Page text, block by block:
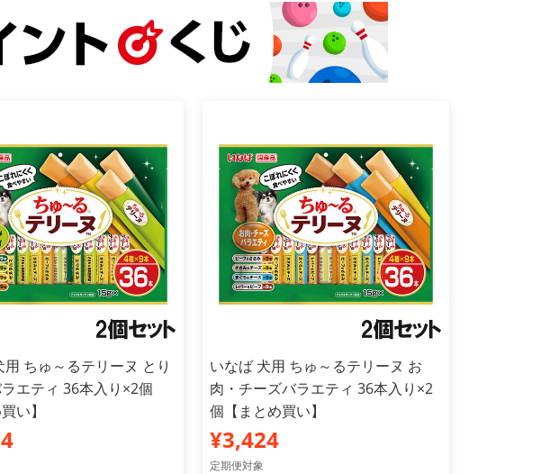
用 ちゅ～るテリーヌ とり
エティ 36本入り×2個
い】
いなば 犬用 ちゅ～るテリーヌ お
肉・チーズバラエティ 36本入り×2
個【まとめ買い】
¥3,424
定期便対象